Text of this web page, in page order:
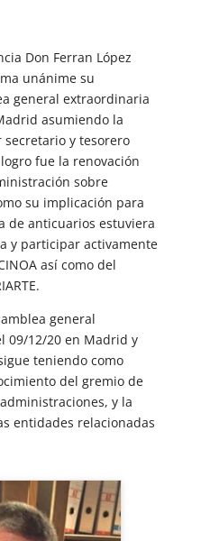
Don Ferran López
unánime su
general extraordinaria
asumiendo la
y tesorero
fue la renovación
sobre
su implicación para
de anticuarios estuviera
y participar activamente
así como del
general
09/12/20 en Madrid y
teniendo como
del gremio de
y la
entidades relacionadas